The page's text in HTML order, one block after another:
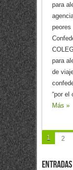
para
para
de
“por el
Más »
1 2